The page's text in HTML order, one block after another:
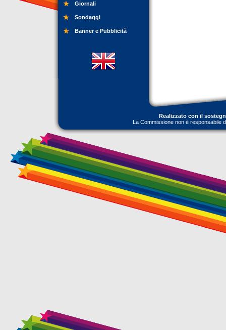
Giornali
Sondaggi
Banner e Pubblicità
Realizzato con il
La Commissione non è responsabile